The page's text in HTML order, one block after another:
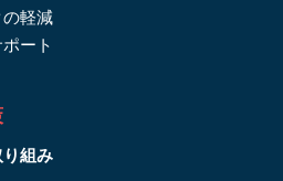
軽減
ート
組み